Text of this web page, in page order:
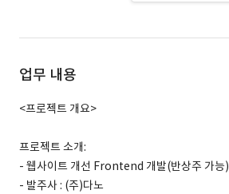
업무 내용
<프로젝트 개요>
프로젝트 소개:
- 웹사이트 개선 Frontend 개발(반상주 가능)
- 발주사 : (주)다노